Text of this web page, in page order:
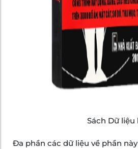
Sách Dữ
Đa phần các dữ liệu về phần